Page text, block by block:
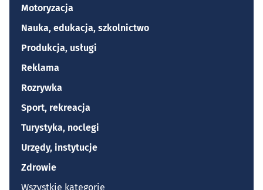
Motoryzacja
Nauka, edukacja, szkolnictwo
Produkcja, usługi
Reklama
Rozrywka
Sport, rekreacja
Turystyka, noclegi
Urzędy, instytucje
Zdrowie
Wszystkie kategorie